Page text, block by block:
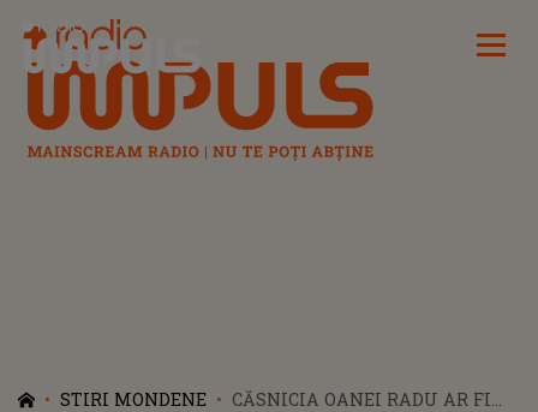
Radio Impuls
STIRI MONDENE
CĂSNICIA OANEI RADU AR FI